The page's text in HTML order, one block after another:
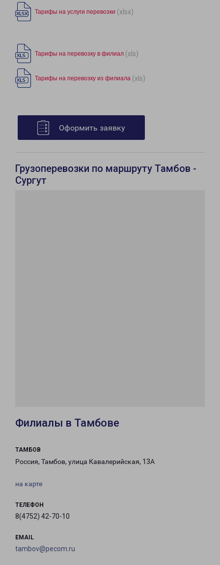
Тарифы на услуги перевозки (xlsx)
Тарифы на перевозку в филиал (xls)
Тарифы на перевозку из филиала (xls)
Оформить заявку
Грузоперевозки по маршруту Тамбов -
Сургут
Филиалы в Тамбове
ТАМБОВ
Россия, Тамбов, улица Кавалерийская, 13А
на карте
ТЕЛЕФОН
8(4752) 42-70-10
EMAIL
tambov@pecom.ru